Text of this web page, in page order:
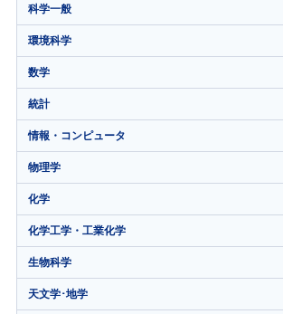
科学一般
環境科学
数学
統計
情報・コンピュータ
物理学
化学
化学工学・工業化学
生物科学
天文学･地学